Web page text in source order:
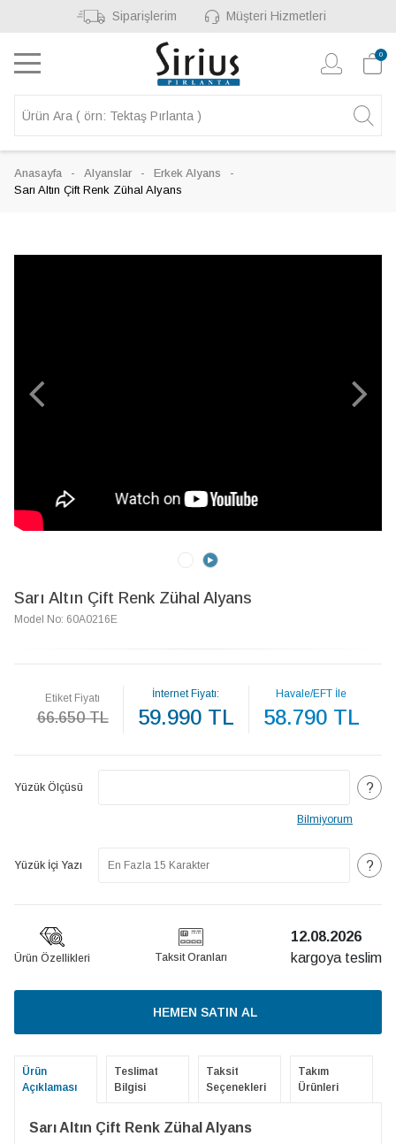
Siparişlerim Müşteri Hizmetleri
0
Anasayfa Alyanslar
Erkek Alyans
Sarı Altın Çift Renk Zühal Alyans
Sarı Altın Çift Renk Zühal Alyans
Model No: 60A0216E
Etiket Fiyatı
66.650 TL
İnternet Fiyatı:
59.990 TL
Havale/EFT İle
58.790 TL
Yüzük Ölçüsü ?
Bilmiyorum
Yüzük İçi Yazı ?
Ürün Özellikleri Taksit Oranları
12.08.2026
kargoya teslim
HEMEN SATIN AL
Ürün
Açıklaması
Teslimat
Bilgisi
Taksit
Seçenekleri
Takım
Ürünleri
Sarı Altın Çift Renk Zühal Alyans